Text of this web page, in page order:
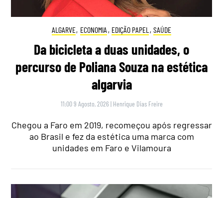
ALGARVE, ECONOMIA , EDIÇÃO PAPEL , SAÚDE
Da bicicleta a duas unidades, o
percurso de Poliana Souza na estética
algarvia
11:00 9 Agosto, 2026 | Henrique Dias Freire
Chegou a Faro em 2019, recomeçou após regressar
ao Brasil e fez da estética uma marca com
unidades em Faro e Vilamoura